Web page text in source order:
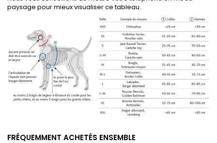
paysage pour mieux visualiser ce tableau.
FRÉQUEMMENT ACHETÉS ENSEMBLE